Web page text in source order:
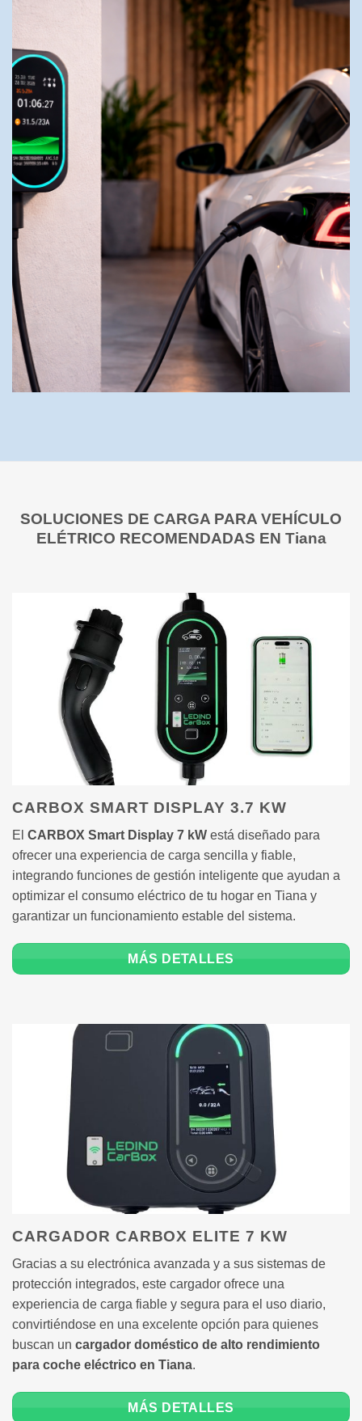
SOLUCIONES DE CARGA PARA VEHÍCULO
ELÉTRICO RECOMENDADAS EN Tiana
CARBOX SMART DISPLAY 3.7 KW
El CARBOX Smart Display 7 kW está diseñado para
ofrecer una experiencia de carga sencilla y fiable,
integrando funciones de gestión inteligente que ayudan a
optimizar el consumo eléctrico de tu hogar en Tiana y
garantizar un funcionamiento estable del sistema.
MÁS DETALLES
CARGADOR CARBOX ELITE 7 KW
Gracias a su electrónica avanzada y a sus sistemas de
protección integrados, este cargador ofrece una
experiencia de carga fiable y segura para el uso diario,
convirtiéndose en una excelente opción para quienes
buscan un cargador doméstico de alto rendimiento
para coche eléctrico en Tiana.
MÁS DETALLES